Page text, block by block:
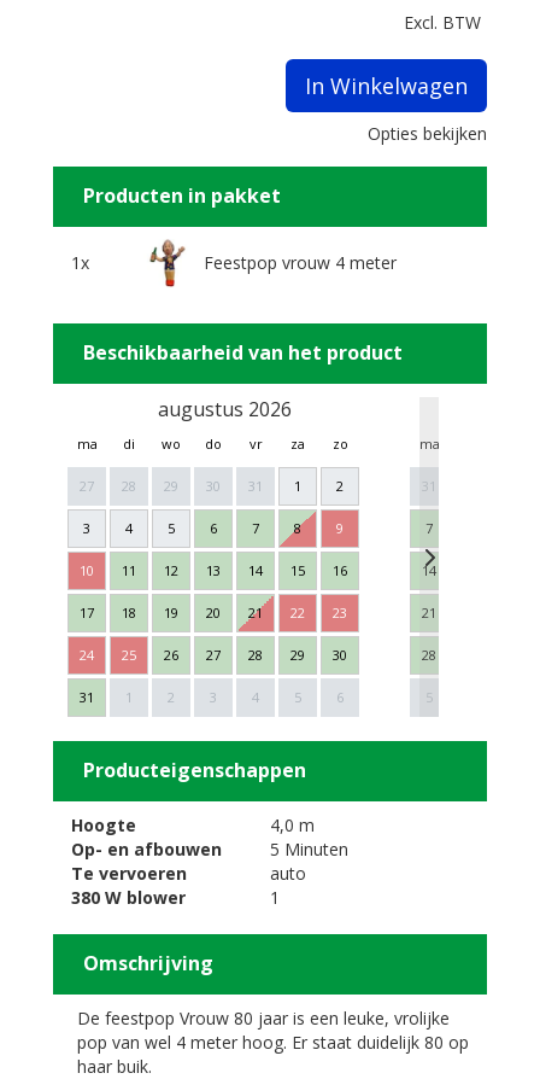
Excl. BTW
In Winkelwagen
Opties bekijken
Producten in pakket
1x Feestpop vrouw 4 meter
Beschikbaarheid van het product
augustus 2026
ma di wo do vr za zo
27 28 29 30 31 1 2
3 4 5 6 7 8 9
10 11 12 13 14 15 16
17 18 19 20 21 22 23
24 25 26 27 28 29 30
31 1 2 3 4 5 6
ma
31
7
14
21
28
5
Next
Producteigenschappen
Hoogte
4,0 m
Op- en afbouwen
5 Minuten
Te vervoeren
auto
380 W blower
1
Omschrijving
De feestpop Vrouw 80 jaar is een leuke, vrolijke
pop van wel 4 meter hoog. Er staat duidelijk 80 op
haar buik.